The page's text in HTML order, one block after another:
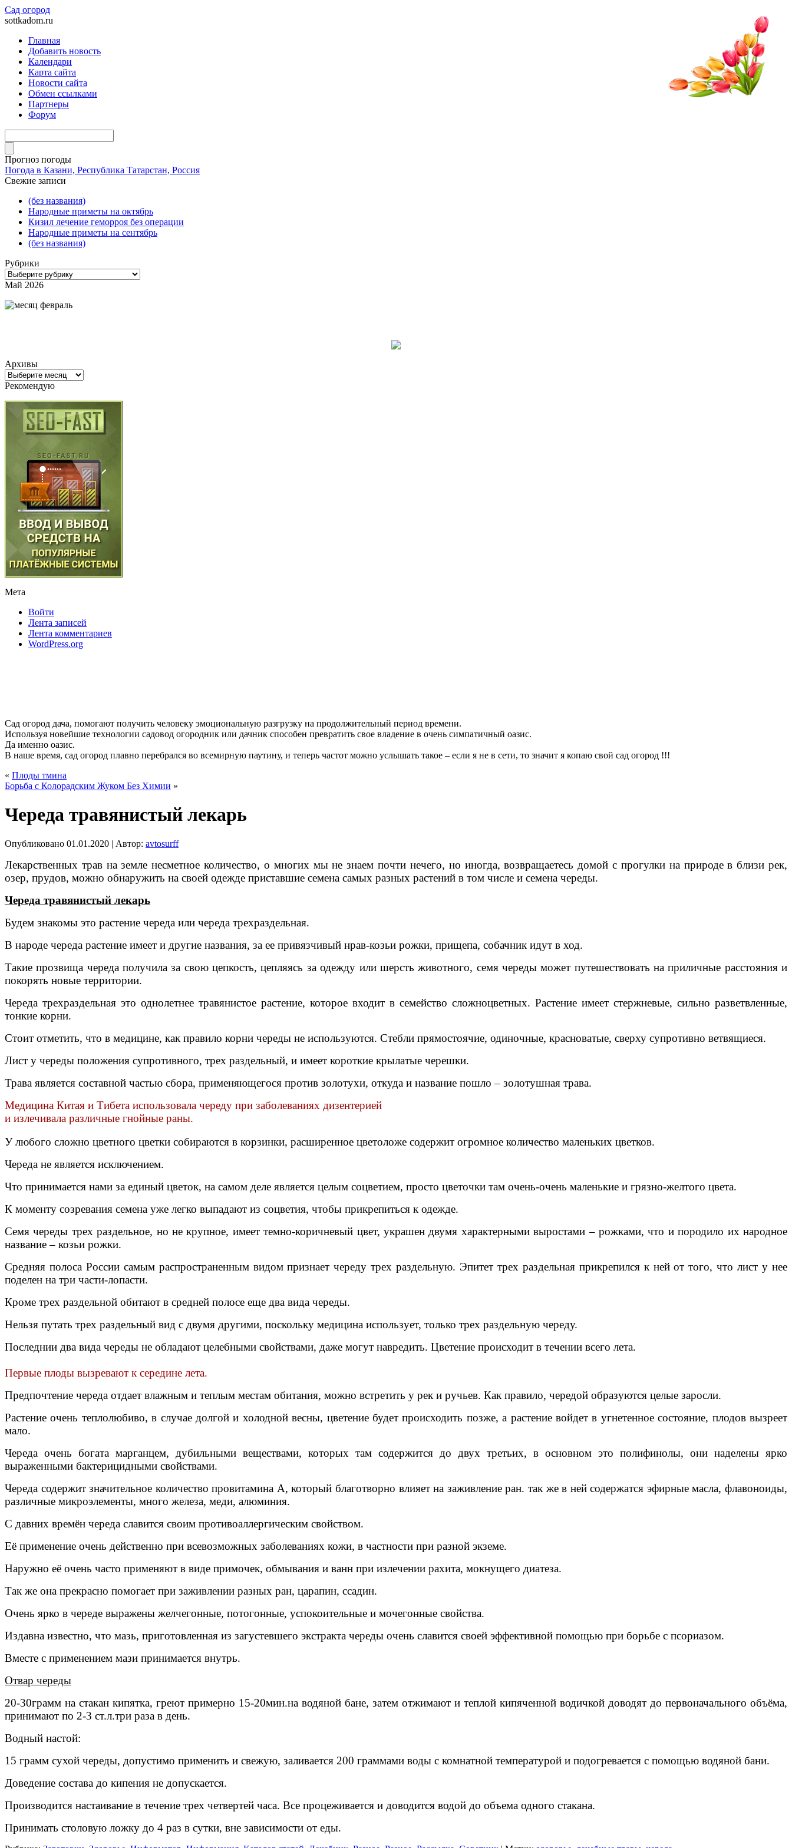
Сад огород
sottkadom.ru
Главная
Добавить новость
Календари
Карта сайта
Новости сайта
Обмен ссылками
Партнеры
Форум
Прогноз погоды
Погода в Казани, Республика Татарстан, Россия
Свежие записи
(без названия)
Народные приметы на октябрь
Кизил лечение геморроя без операции
Народные приметы на сентябрь
(без названия)
Рубрики
Рубрики
Май 2026
Архивы
Архивы
Рекомендую
Мета
Войти
Лента записей
Лента комментариев
WordPress.org
Сад огород дача, помогают получить человеку эмоциональную разгрузку на продолжительный период времени.
Используя новейшие технологии садовод огородник или дачник способен превратить свое владение в очень симпатичный оазис.
Да именно оазис.
В наше время, сад огород плавно перебрался во всемирную паутину, и теперь частот можно услышать такое – если я не в сети, то значит я копаю свой сад огород !!!
« Плоды тмина
Борьба с Колорадским Жуком Без Химии »
Череда травянистый лекарь
Опубликовано 01.01.2020 | Автор: avtosurff
Лекарственных трав на земле несметное количество, о многих мы не знаем почти нечего, но иногда, возвращаетесь домой с прогулки на природе в близи рек,
озер, прудов, можно обнаружить на своей одежде приставшие семена самых разных растений в том числе и семена череды.
Череда травянистый лекарь
Будем знакомы это растение череда или череда трехраздельная.
В народе череда растение имеет и другие названия, за ее привязчивый нрав-козьи рожки, прищепа, собачник идут в ход.
Такие прозвища череда получила за свою цепкость, цепляясь за одежду или шерсть животного, семя череды может путешествовать на приличные расстояния и
покорять новые территории.
Череда трехраздельная это однолетнее травянистое растение, которое входит в семейство сложноцветных. Растение имеет стержневые, сильно разветвленные,
тонкие корни.
Стоит отметить, что в медицине, как правило корни череды не используются. Стебли прямостоячие, одиночные, красноватые, сверху супротивно ветвящиеся.
Лист у череды положения супротивного, трех раздельный, и имеет короткие крылатые черешки.
Трава является составной частью сбора, применяющегося против золотухи, откуда и название пошло – золотушная трава.
Медицина Китая и Тибета использовала череду при заболеваниях дизентерией
и излечивала различные гнойные раны.
У любого сложно цветного цветки собираются в корзинки, расширенное цветоложе содержит огромное количество маленьких цветков.
Череда не является исключением.
Что принимается нами за единый цветок, на самом деле является целым соцветием, просто цветочки там очень-очень маленькие и грязно-желтого цвета.
К моменту созревания семена уже легко выпадают из соцветия, чтобы прикрепиться к одежде.
Семя череды трех раздельное, но не крупное, имеет темно-коричневый цвет, украшен двумя характерными выростами – рожками, что и породило их народное
название – козьи рожки.
Средняя полоса России самым распространенным видом признает череду трех раздельную. Эпитет трех раздельная прикрепился к ней от того, что лист у нее
поделен на три части-лопасти.
Кроме трех раздельной обитают в средней полосе еще два вида череды.
Нельзя путать трех раздельный вид с двумя другими, поскольку медицина использует, только трех раздельную череду.
Последнии два вида череды не обладают целебными свойствами, даже могут навредить. Цветение происходит в течении всего лета.
Первые плоды вызревают к середине лета.
Предпочтение череда отдает влажным и теплым местам обитания, можно встретить у рек и ручьев. Как правило, чередой образуются целые заросли.
Растение очень теплолюбиво, в случае долгой и холодной весны, цветение будет происходить позже, а растение войдет в угнетенное состояние, плодов вызреет
мало.
Череда очень богата марганцем, дубильными веществами, которых там содержится до двух третьих, в основном это полифинолы, они наделены ярко
выраженными бактерицидными свойствами.
Череда содержит значительное количество провитамина A, который благотворно влияет на заживление ран. так же в ней содержатся эфирные масла, флавоноиды,
различные микроэлементы, много железа, меди, алюминия.
С давних времён череда славится своим противоаллергическим свойством.
Её применение очень действенно при всевозможных заболеваниях кожи, в частности при разной экземе.
Наружно её очень часто применяют в виде примочек, обмывания и ванн при излечении рахита, мокнущего диатеза.
Так же она прекрасно помогает при заживлении разных ран, царапин, ссадин.
Очень ярко в череде выражены желчегонные, потогонные, успокоительные и мочегонные свойства.
Издавна известно, что мазь, приготовленная из загустевшего экстракта череды очень славится своей эффективной помощью при борьбе с псориазом.
Вместе с применением мази принимается внутрь.
Отвар череды
20-30грамм на стакан кипятка, греют примерно 15-20мин.на водяной бане, затем отжимают и теплой кипяченной водичкой доводят до первоначального объёма,
принимают по 2-3 ст.л.три раза в день.
Водный настой:
15 грамм сухой череды, допустимо применить и свежую, заливается 200 граммами воды с комнатной температурой и подогревается с помощью водяной бани.
Доведение состава до кипения не допускается.
Производится настаивание в течение трех четвертей часа. Все процеживается и доводится водой до объема одного стакана.
Принимать столовую ложку до 4 раз в сутки, вне зависимости от еды.